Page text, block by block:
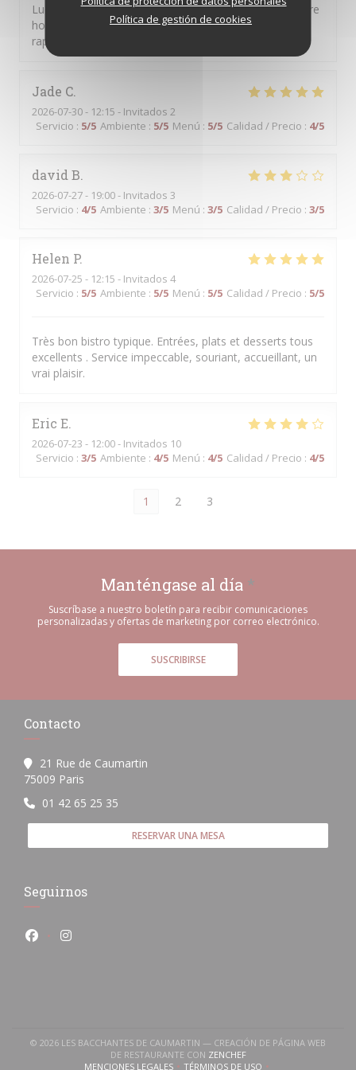
Política de gestión de cookies
Ludovic, repas classique généreux et goûteux et facture
honnête. C'est certainement une bonne adresse à se
rappeler dans le 8e, tout près de l'Olympia.
Jade C
2026-07-30- 12:15 - Invitados 2
Servicio : 5/5 Ambiente : 5/5 Menú : 5/5 Calidad / Precio : 4/5
david B
2026-07-27- 19:00 - Invitados 3
Servicio : 4/5 Ambiente : 3/5 Menú : 3/5 Calidad / Precio : 3/5
Helen P
2026-07-25 - 12:15 - Invitados 4
Servicio : 5/5 Ambiente : 5/5 Menú : 5/5 Calidad / Precio : 5/5
Très bon bistro typique. Entrées, plats et desserts tous
excellents . Service impeccable, souriant, accueillant, un
vrai plaisir.
Eric E
2026-07-23 - 12:00 - Invitados 10
Servicio : 3/5 Ambiente : 4/5 Menú : 4/5 Calidad / Precio : 4/5
1 2 3
Manténgase al día *
Suscríbase a nuestro boletín para recibir comunicaciones
personalizadas y ofertas de marketing por correo electrónico.
SUSCRIBIRSE
Contacto
21 Rue de Caumartin
75009 Paris
01 42 65 25 35
RESERVAR UNA MESA
Seguirnos
Facebook ((abre en una nueva ventana))
Instagram ((abre en una nueva ventana))
© 2026 LES BACCHANTES DE CAUMARTIN — CREACIÓN DE PÁGINA WEB
DE RESTAURANTE CON ZENCHEF((ABRE EN UNA NUEVA
MENCIONES LEGALES
TÉRMINOS DE USO